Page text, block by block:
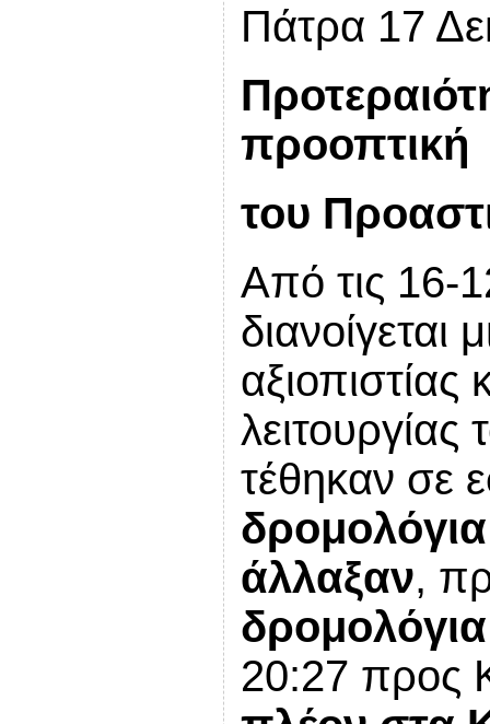
Πάτρα 17
προοπτική
του
Από τις 16-
διανοίγεται
τέθηκαν σε
δρομολόγια
άλλαξαν,
20:27 προς